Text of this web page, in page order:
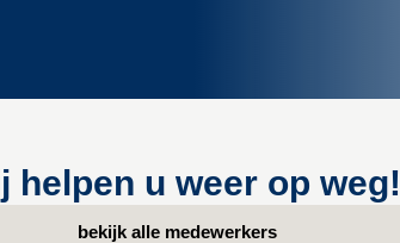
helpen u weer op weg!
bekijk alle medewerkers